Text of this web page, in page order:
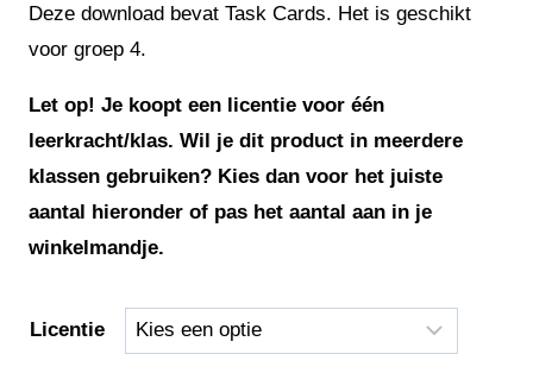
Deze download bevat Task Cards. Het is geschikt
voor groep 4.
Let op! Je koopt een licentie voor één
leerkracht/klas. Wil je dit product in meerdere
klassen gebruiken? Kies dan voor het juiste
aantal hieronder of pas het aantal aan in je
winkelmandje.
Licentie